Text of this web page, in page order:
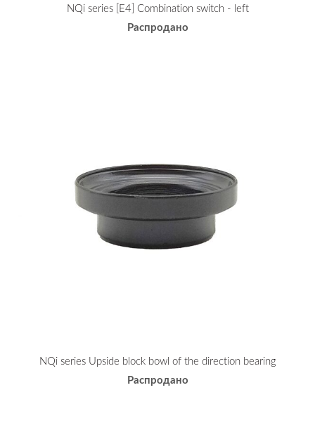
NQi series [E4] Combination switch - left
Распродано
NQi series Upside block bowl of the direction bearing
Распродано